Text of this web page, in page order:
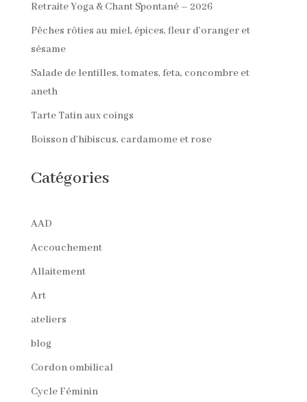
Retraite Yoga & Chant Spontané – 2026
Pêches rôties au miel, épices, fleur d’oranger et
sésame
Salade de lentilles, tomates, feta, concombre et
aneth
Tarte Tatin aux coings
Boisson d’hibiscus, cardamome et rose
Catégories
AAD
Accouchement
Allaitement
Art
ateliers
blog
Cordon ombilical
Cycle Féminin